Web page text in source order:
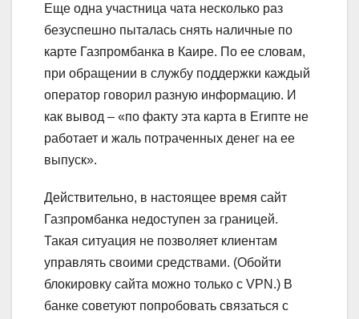
Еще одна участница чата несколько раз
безуспешно пыталась снять наличные по
карте Газпромбанка в Каире. По ее словам,
при обращении в службу поддержки каждый
оператор говорил разную информацию. И
как вывод – «по факту эта карта в Египте не
работает и жаль потраченных денег на ее
выпуск».
Действительно, в настоящее время сайт
Газпромбанка недоступен за границей.
Такая ситуация не позволяет клиентам
управлять своими средствами. (Обойти
блокировку сайта можно только с VPN.) В
банке советуют попробовать связаться с